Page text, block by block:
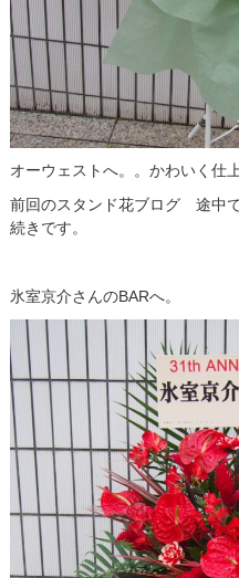
オーウェストへ。。かわいく仕
前回のスタンド花ブログ 途中
続きです。
氷室京介さんのBARへ。